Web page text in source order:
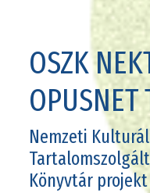
OSZK
OPUSNET
Nemzeti
Könyvtár projekt